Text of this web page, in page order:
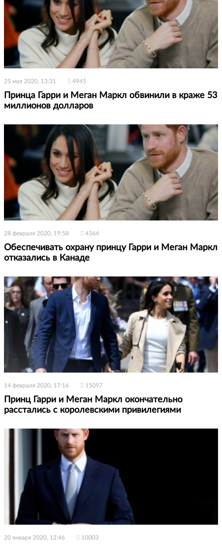
25 мая 2020, 13:31 4945
Принца Гарри и Меган Маркл обвинили в краже 53
миллионов долларов
28 февраля 2020, 19:58 4364
Обеспечивать охрану принцу Гарри и Меган Маркл
отказались в Канаде
14 февраля 2020, 17:16 15097
Принц Гарри и Меган Маркл окончательно
расстались с королевскими привилегиями
20 января 2020, 12:46 10003